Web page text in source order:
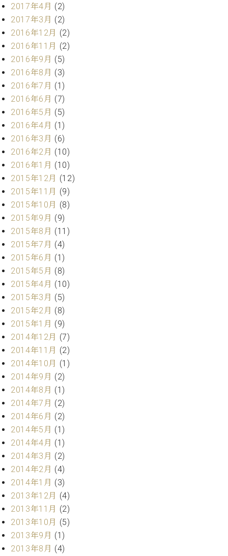
フ
マ
ン
ィ
ジ
ョ
ン
C.BECHSTEIN
Digital(ベ
ヒ
シ
ュ
タ
イ
ン
デ
ジ
タ
ル)
技
術
者
介
展示
情報
【ユ
ーロ
ピア
ノ特
選中
古】
イ
ベ
ン
情
報
八
王
子
工
ブ
ロ
グ
ア
ク
ス
お
問
い
合
わ
ア
ー
テ
ィ
ス
ト
カ
ス
タ
マ
2017年4月 (2)
2017年3月 (2)
2016年12月 (2)
2016年11月 (2)
2016年9月 (5)
2016年8月 (3)
2016年7月 (1)
2016年6月 (7)
2016年5月 (5)
2016年4月 (1)
2016年3月 (6)
2016年2月 (10)
2016年1月 (10)
2015年12月 (12)
2015年11月 (9)
2015年10月 (8)
2015年9月 (9)
2015年8月 (11)
2015年7月 (4)
2015年6月 (1)
2015年5月 (8)
2015年4月 (10)
2015年3月 (5)
2015年2月 (8)
2015年1月 (9)
2014年12月 (7)
2014年11月 (2)
2014年10月 (1)
2014年9月 (2)
2014年8月 (1)
2014年7月 (2)
2014年6月 (2)
2014年5月 (1)
2014年4月 (1)
2014年3月 (2)
2014年2月 (4)
2014年1月 (3)
2013年12月 (4)
2013年11月 (2)
2013年10月 (5)
2013年9月 (1)
2013年8月 (4)